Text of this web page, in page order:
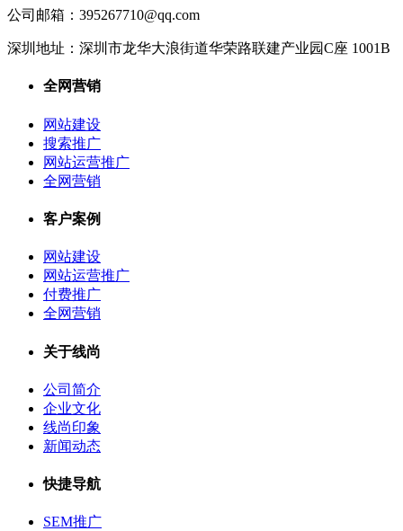
公司邮箱： 395267710@qq.com
深圳地址： 深圳市龙华大浪街道华荣路联建产业园C座 1001B
全网营销
网站建设
搜索推广
网站运营推广
全网营销
客户案例
网站建设
网站运营推广
付费推广
全网营销
关于线尚
公司简介
企业文化
线尚印象
新闻动态
快捷导航
SEM推广